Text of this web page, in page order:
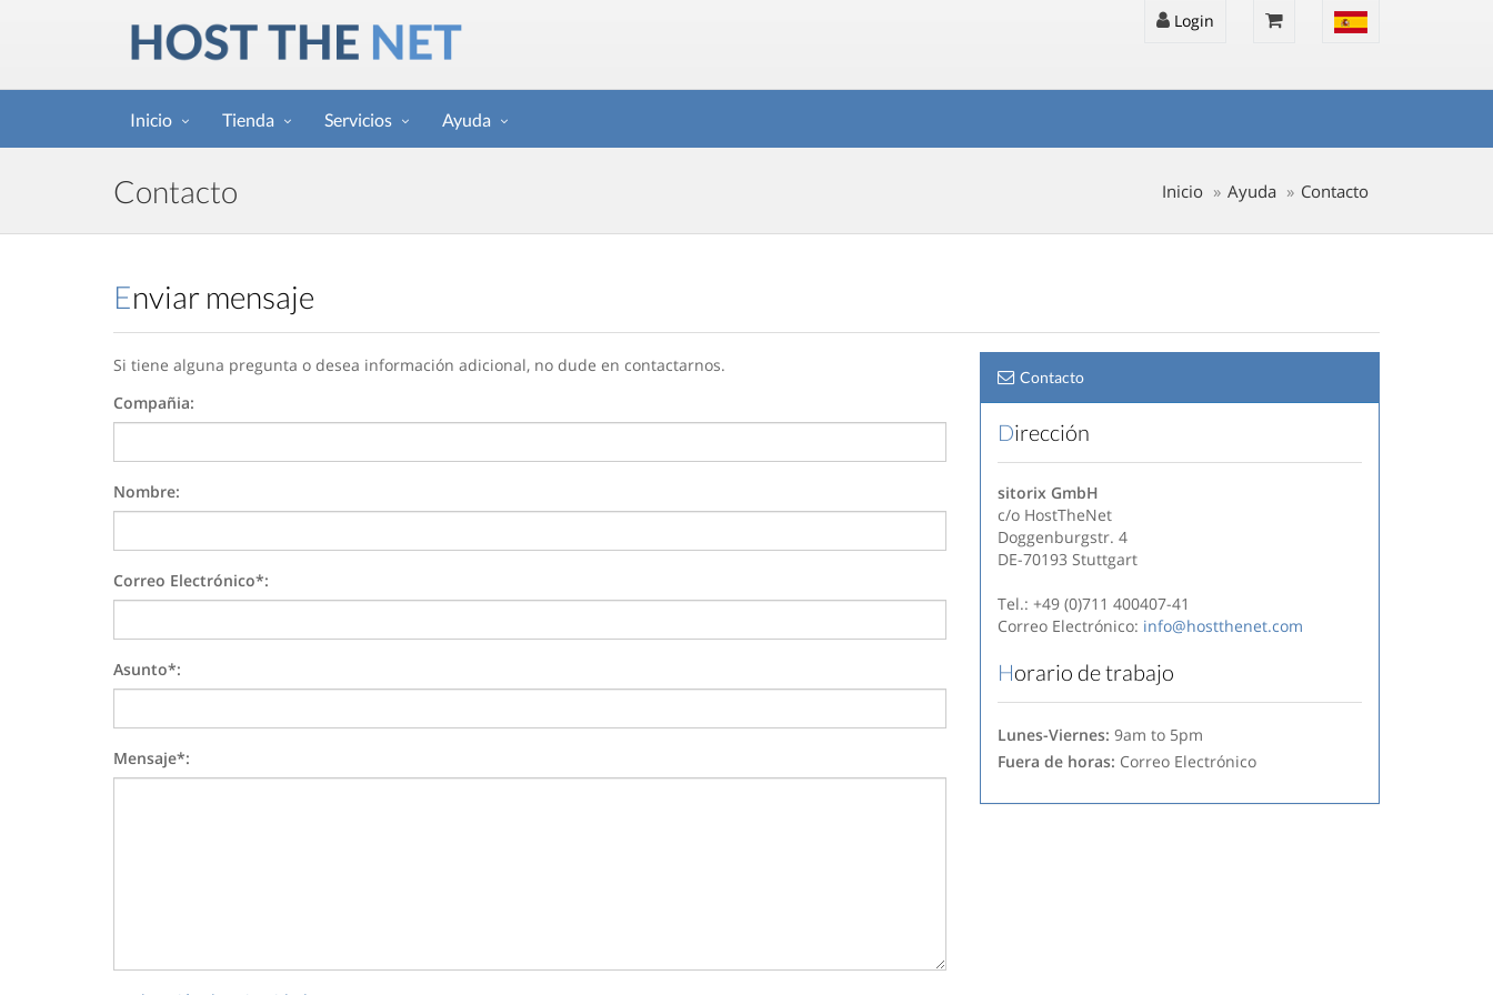
Login
Inicio Tienda Servicios Ayuda
Contacto Inicio Ayuda Contacto
Enviar mensaje
Si tiene alguna pregunta o desea información adicional, no dude en contactarnos.
Compañia:
Nombre:
Correo Electrónico*:
Asunto*:
Mensaje*:
Contacto
Dirección
sitorix GmbH
c/o HostTheNet
Doggenburgstr. 4
DE-70193 Stuttgart
Tel.: +49 (0)711 400407-41
Correo Electrónico: info@hostthenet.com
Horario de trabajo
Lunes-Viernes: 9am to 5pm
Fuera de horas: Correo Electrónico